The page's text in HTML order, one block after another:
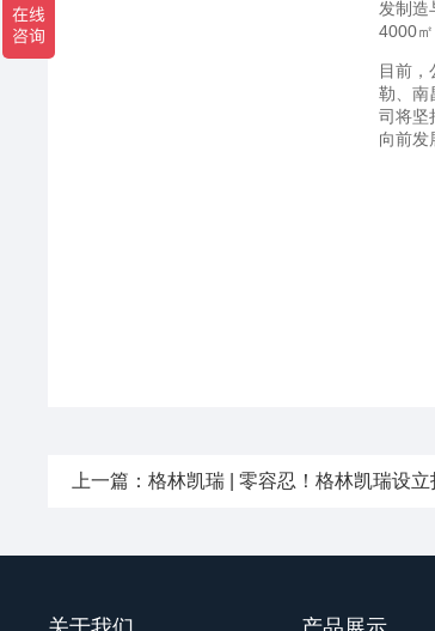
发制造
4000㎡
目前
勒、南
司将坚
向前发
上一篇： 格林凯瑞 | 零容忍！格林凯瑞设立